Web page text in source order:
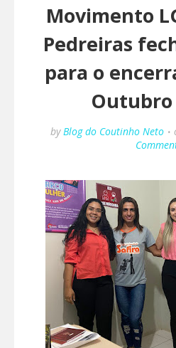
Movimento
Pedreiras
para o
Outubro
by Blog do Coutinho Neto